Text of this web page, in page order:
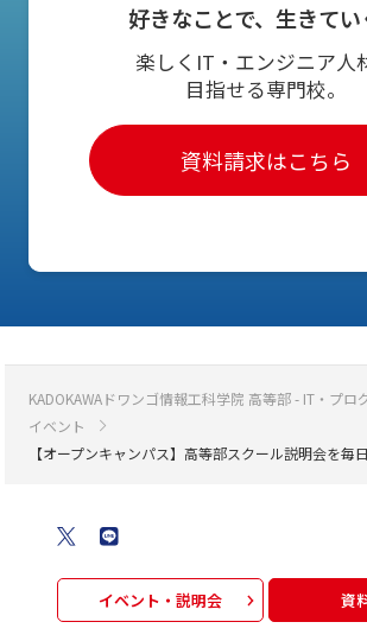
好きなことで、生きてい
楽しくIT・エンジニア人
目指せる専門校。
資料請求はこちら
KADOKAWAドワンゴ情報工科学院 高等部 - IT・プ
イベント
【オープンキャンパス】高等部スクール説明会を毎
イベント・説明会 資